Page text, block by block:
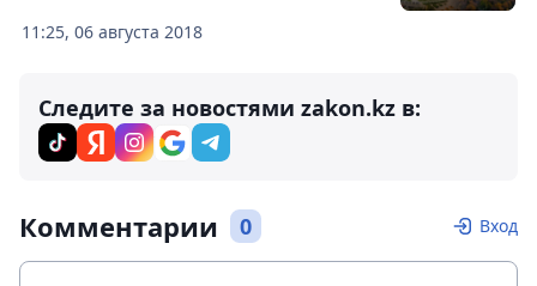
11:25, 06 августа 2018
Следите за новостями zakon.kz в:
Комментарии 0 Вход